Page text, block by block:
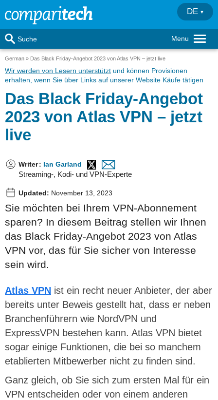
Menu
Suche
DE
German Das Black Friday-Angebot 2023 von Atlas VPN – jetzt live
Wir werden von Lesern unterstützt und können Provisionen
erhalten, wenn Sie über Links auf unserer Website Käufe tätigen
Das Black Friday-Angebot
2023 von Atlas VPN – jetzt
live
Writer: Ian Garland
Streaming-, Kodi- und VPN-Experte
Updated: November 13, 2023
Sie möchten bei Ihrem VPN-Abonnement
sparen? In diesem Beitrag stellen wir Ihnen
das Black Friday-Angebot 2023 von Atlas
VPN vor, das für Sie sicher von Interesse
sein wird.
Atlas VPN ist ein recht neuer Anbieter, der aber
bereits unter Beweis gestellt hat, dass er neben
Branchenführern wie NordVPN und
ExpressVPN bestehen kann. Atlas VPN bietet
sogar einige Funktionen, die bei so manchem
etablierten Mitbewerber nicht zu finden sind.
Ganz gleich, ob Sie sich zum ersten Mal für ein
VPN entscheiden oder von einem anderen